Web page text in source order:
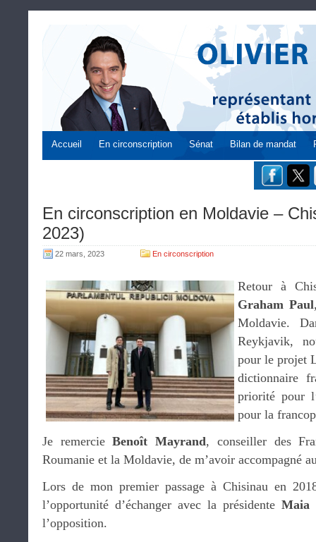
Accueil En circonscription Sénat Bilan de mandat
En circonscription en Moldavie –
2023)
22 mars, 2023 En circonscription
Retour à
Graham Paul
Moldavie.
Reykjavik,
pour le projet
dictionnaire
priorité pour
pour la
Je remercieBenoît Mayrand, conseiller des
Roumanie et la Moldavie, de m’avoir accompagné
Lors de mon premier passage à Chisinau en
l’opportunité d’échanger avec la présidente Maia
l’opposition.